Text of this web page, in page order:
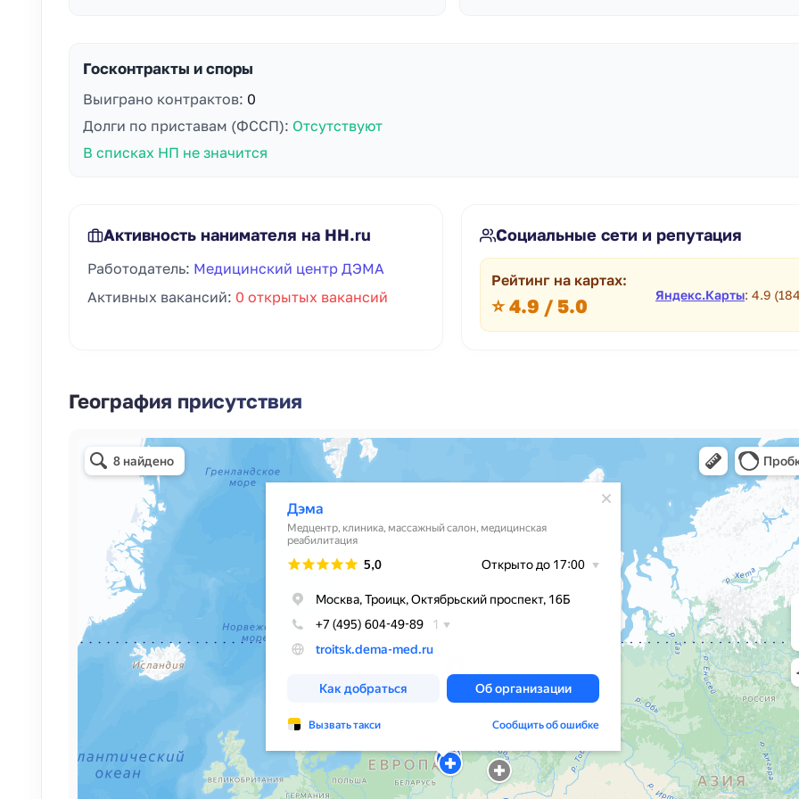
Госконтракты и споры
Выиграно контрактов: 0
Долги по приставам (ФССП): Отсутствуют
В списках НП не значится
Активность нанимателя на HH.ru
Работодатель: Медицинский центр ДЭМА
Активных вакансий: 0 открытых вакансий
Социальные сети и репутация
Рейтинг на картах:
⭐ 4.9 / 5.0 Яндекс.Карты: 4.9
География присутствия